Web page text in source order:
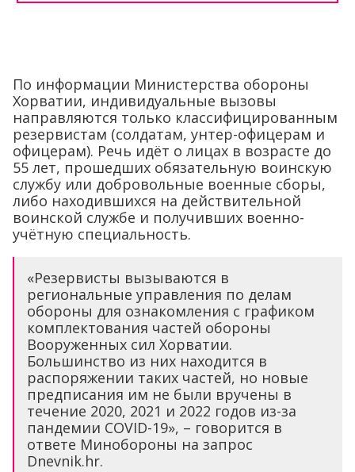
По информации Министерства обороны
Хорватии, индивидуальные вызовы
направляются только классифицированным
резервистам (солдатам, унтер-офицерам и
офицерам). Речь идёт о лицах в возрасте до
55 лет, прошедших обязательную воинскую
службу или добровольные военные сборы,
либо находившихся на действительной
воинской службе и получивших военно-
учётную специальность.
«Резервисты вызываются в
региональные управления по делам
обороны для ознакомления с графиком
комплектования частей обороны
Вооруженных сил Хорватии.
Большинство из них находится в
распоряжении таких частей, но новые
предписания им не были вручены в
течение 2020, 2021 и 2022 годов из-за
пандемии COVID-19», – говорится в
ответе Минобороны на запрос
Dnevnik.hr.